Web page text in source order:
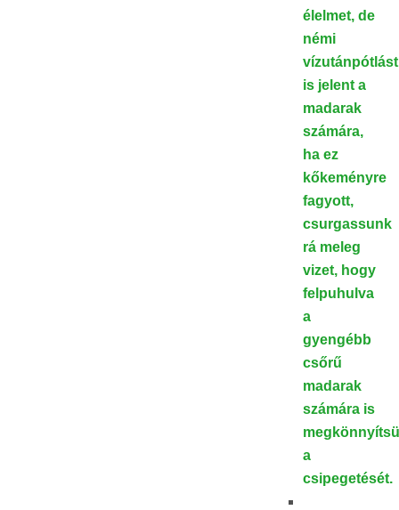
élelmet, de
némi
vízutánpótlást
is jelent a
madarak
számára,
ha ez
kőkeményre
fagyott,
csurgassunk
rá meleg
vizet, hogy
felpuhulva
a
gyengébb
csőrű
madarak
számára is
a
csipegetését.